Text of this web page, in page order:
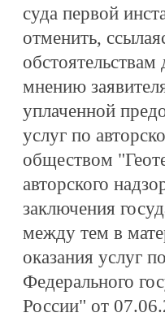
суда первой
отменить,
мнению
уплаченной
услуг по
обществом
авторского
заключения
между тем в
оказания услуг
Федерального
России" от